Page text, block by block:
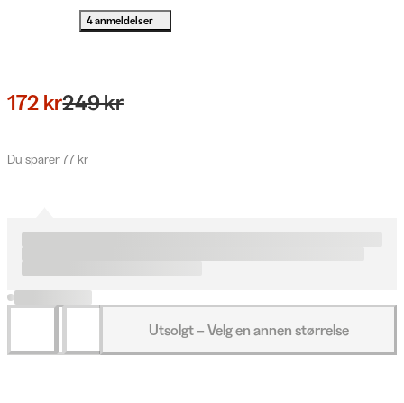
4 anmeldelser
172 kr249 kr
Du sparer 77 kr
Utsolgt – Velg en annen størrelse